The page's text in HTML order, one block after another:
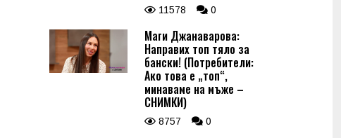
11578 0
Маги Джанаварова:
Направих топ тяло за
бански! (Потребители:
Ако това е „топ“,
минаваме на мъже –
СНИМКИ)
8757 0